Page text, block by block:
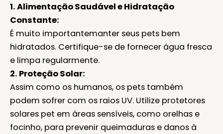
1. Alimentação Saudável e Hidratação
Constante:
É muito importantemanter seus pets bem
hidratados. Certifique-se de fornecer água fresca
e limpa regularmente.
2. Proteção Solar:
Assim como os humanos, os pets também
podem sofrer com os raios UV. Utilize protetores
solares pet em áreas sensíveis, como orelhas e
focinho, para prevenir queimaduras e danos à